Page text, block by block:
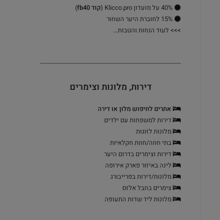
40% על מועדון Klicco.pro (
קוד fb40
)
15% לחוברת היער השחור
>>> לעוד הנחות והטבות…
דירות, מלונות וצימרים
אתרים לחיפוש מלון או דירה
דירות למשפחות עם ילדים
מלונות לזוגות
בתי חווה/חוות חקלאיות
דירות וצימרים בדרום היער
לינה באיזור פארק אירופה
מלונות/דירות בפרייבורג
צימרים בחבל אלזס
מלונות ליד שדות התעופה